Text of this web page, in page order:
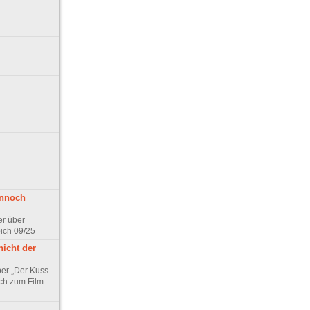
über
09/25
der
„Der Kuss
zum Film